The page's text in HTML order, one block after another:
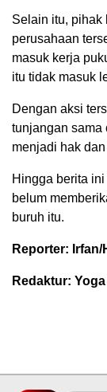
Selain itu, pihak
perusahaan
masuk kerja
itu tidak masuk
Dengan aksi
tunjangan sama
menjadi hak
Hingga berita
belum
buruh itu.
Reporter: Irfan/
Redaktur: Yoga